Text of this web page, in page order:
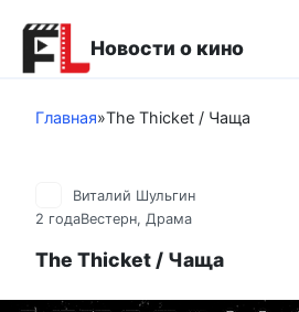
контенту
Новости о кино
Главная»The Thicket / Чаща
Виталий Шульгин
2 годаВестерн, Драма
The Thicket / Чаща